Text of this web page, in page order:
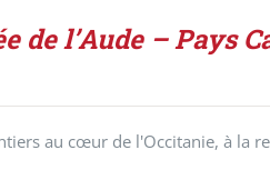
de l’Aude – Pays
au cœur de l'Occitanie, à la